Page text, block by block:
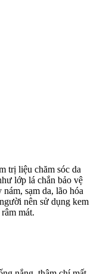
trị liệu chăm sóc da
lớp lá chắn bảo vệ
sạm da, lão hóa
nên sử dụng kem
mát.